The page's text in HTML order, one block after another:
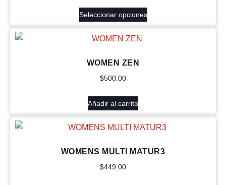
Seleccionar opciones
WOMEN ZEN
$500.00
Añadir al carrito
WOMENS MULTI MATUR3
$449.00